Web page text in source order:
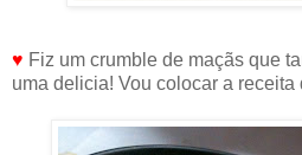
♥ Fiz um crumble de maçãs que
uma delicia! Vou colocar a receita